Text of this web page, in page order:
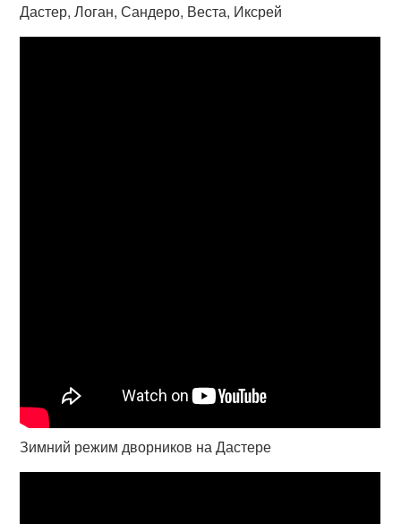
Дастер, Логан, Сандеро, Веста, Иксрей
Зимний режим дворников на Дастере